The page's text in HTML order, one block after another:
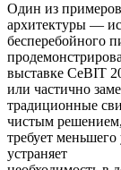
Один из
архитектуры —
бесперебойного
выставке CeBIT
или частично
традиционные
чистым
требует
устраняет